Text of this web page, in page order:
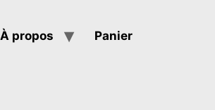
À propos Panier